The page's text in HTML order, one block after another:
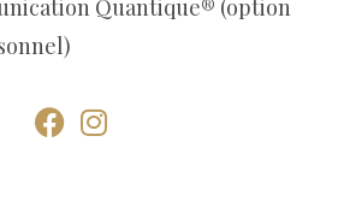
Quantique® (option